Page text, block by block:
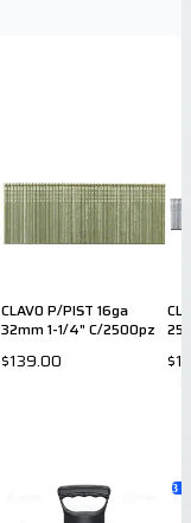
CLAVO P/PIST 16ga
32mm 1-1/4" C/2500pz
$139.00
3